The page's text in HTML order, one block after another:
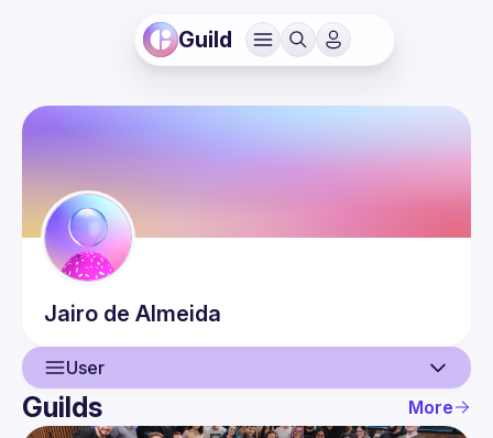
Guild
Jairo de Almeida
User
User
Guilds More